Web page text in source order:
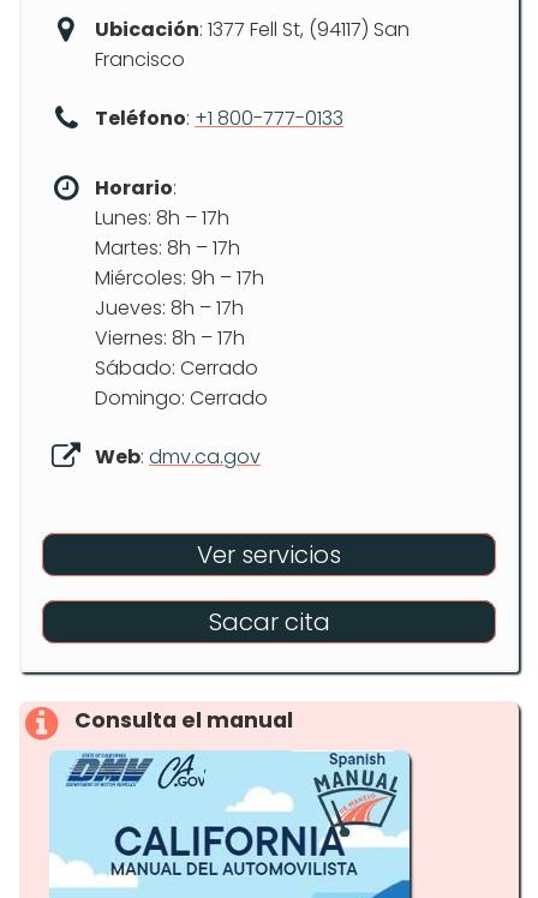
Ubicación: 1377 Fell St, (94117) San
Francisco
Teléfono: +1 800-777-0133
Horario:
Lunes: 8h – 17h
Martes: 8h – 17h
Miércoles: 9h – 17h
Jueves: 8h – 17h
Viernes: 8h – 17h
Sábado: Cerrado
Domingo: Cerrado
Web: dmv.ca.gov
Ver servicios
Sacar cita
Consulta el manual